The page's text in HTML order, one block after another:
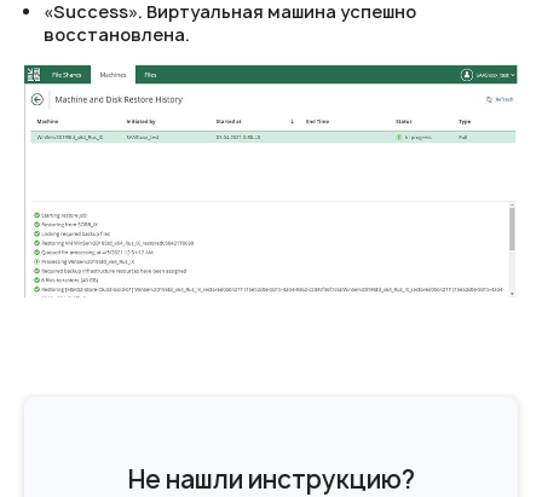
«Success». Виртуальная машина успешно
восстановлена.
Не нашли инструкцию?